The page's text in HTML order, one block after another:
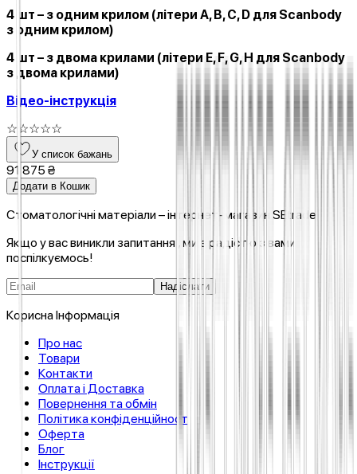
4 шт – з одним крилом (літери A, B, C, D для Scanbody
з одним крилом)
4 шт – з двома крилами (літери E, F, G, H для Scanbody
з двома крилами)
Відео-інструкція
☆ ☆☆☆☆
У список бажань
91 875 ₴
Додати в Кошик
Стоматологічні матеріали – інтернет-магазин SEtrade
Якщо у вас виникли запитання , ми з радістю з вами
поспілкуємось!
Надіслати
Корисна Інформація
Про нас
Товари
Контакти
Оплата і Доставка
Повернення та обмін
Політика конфіденційності
Оферта
Блог
Інструкції